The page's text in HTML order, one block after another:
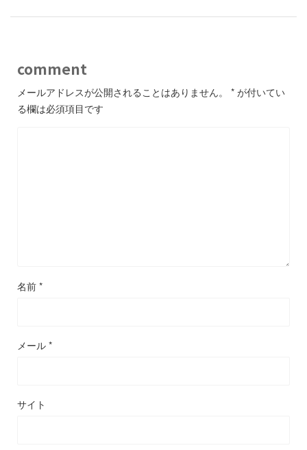
comment
メールアドレスが公開されることはありません。 * が付いてい
る欄は必須項目です
名前 *
メール *
サイト